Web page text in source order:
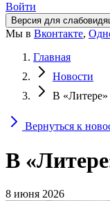
Войти
Версия для
Мы в Вконтакте,
Главная
Новости
В
Вернуться к
В
8 июня 2026